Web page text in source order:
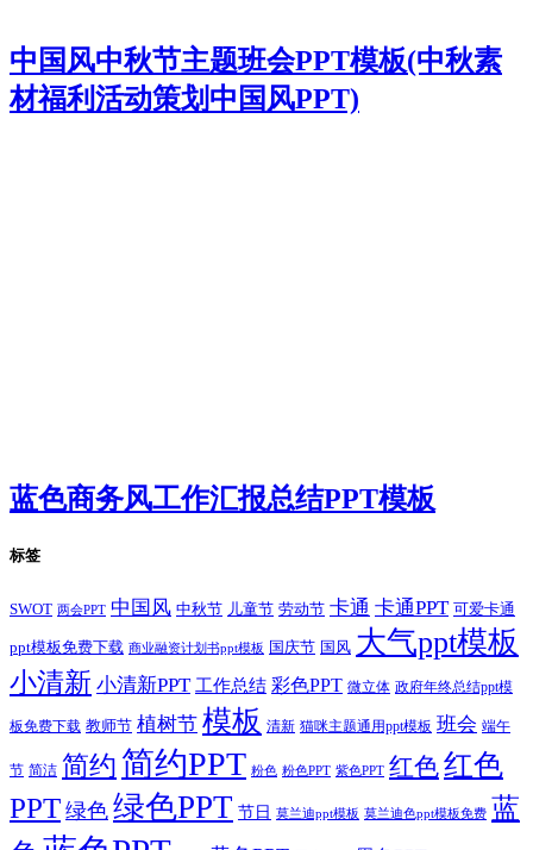
中国风中秋节主题班会PPT模板(中秋素
材福利活动策划中国风PPT)
蓝色商务风工作汇报总结PPT模板
标签
SWOT 两会PPT 中国风 中秋节 儿童节 劳动节 卡通 卡通PPT 可爱卡通
ppt模板免费下载 商业融资计划书ppt模板 国庆节 国风 大气ppt模板
小清新 小清新PPT 工作总结 彩色PPT 微立体 政府年终总结ppt模
板免费下载 教师节 植树节 模板 清新 猫咪主题通用ppt模板 班会 端午
节 简洁 简约 简约PPT 粉色 粉色PPT 紫色PPT 红色红色
PPT 绿色 绿色PPT 节日 莫兰迪ppt模板 莫兰迪色ppt模板免费 蓝